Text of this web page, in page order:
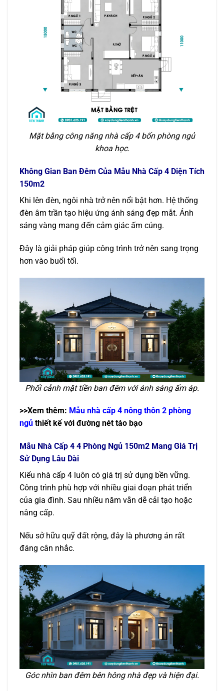
Mặt bằng công năng nhà cấp 4 bốn phòng ngủ
khoa học.
Không Gian Ban Đêm Của Mẫu Nhà Cấp 4 Diện Tích
150m2
Khi lên đèn, ngôi nhà trở nên nổi bật hơn. Hệ thống
đèn âm trần tạo hiệu ứng ánh sáng đẹp mắt. Ánh
sáng vàng mang đến cảm giác ấm cúng.
Đây là giải pháp giúp công trình trở nên sang trọng
hơn vào buổi tối.
Phối cảnh mặt tiền ban đêm với ánh sáng ấm áp.
>>Xem thêm: Mẫu nhà cấp 4 nông thôn 2 phòng
ngủ thiết kế với đường nét táo bạo
Mẫu Nhà Cấp 4 4 Phòng Ngủ 150m2 Mang Giá Trị
Sử Dụng Lâu Dài
Kiểu nhà cấp 4 luôn có giá trị sử dụng bền vững.
Công trình phù hợp với nhiều giai đoạn phát triển
của gia đình. Sau nhiều năm vẫn dễ cải tạo hoặc
nâng cấp.
Nếu sở hữu quỹ đất rộng, đây là phương án rất
đáng cân nhắc.
Góc nhìn ban đêm bên hông nhà đẹp và hiện đại.